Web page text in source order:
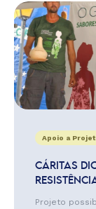
Apoio a
CÁRITAS
Projeto